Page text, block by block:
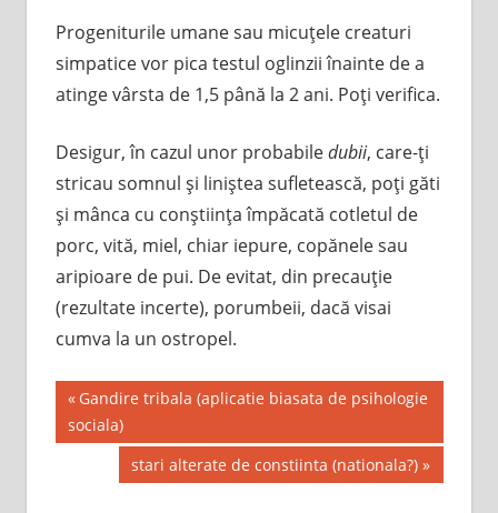
Progeniturile umane sau micuţele creaturi
simpatice vor pica testul oglinzii înainte de a
atinge vârsta de 1,5 până la 2 ani. Poţi verifica.
Desigur, în cazul unor probabiledubii, care-ţi
stricau somnul şi liniştea sufletească, poţi găti
şi mânca cu conştiinţa împăcată cotletul de
porc, vită, miel, chiar iepure, copănele sau
aripioare de pui. De evitat, din precauţie
(rezultate incerte), porumbeii, dacă visai
cumva la un ostropel.
Post
navigation
Previous
Post:
Gandire tribala (aplicatie biasata de psihologie
sociala)
Next
Post:
stari alterate de constiinta (nationala?)